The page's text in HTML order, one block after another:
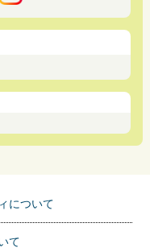
について
て